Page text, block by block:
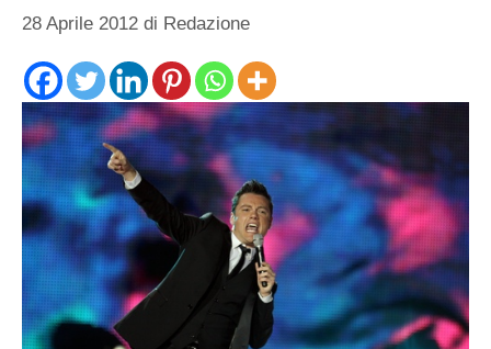
28 Aprile 2012 di Redazione